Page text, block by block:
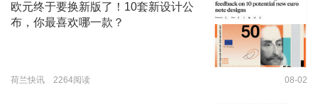
欧元终于要换新版了！10套新设计公
布，你最喜欢哪一款？
荷兰快讯 2264阅读 08-02